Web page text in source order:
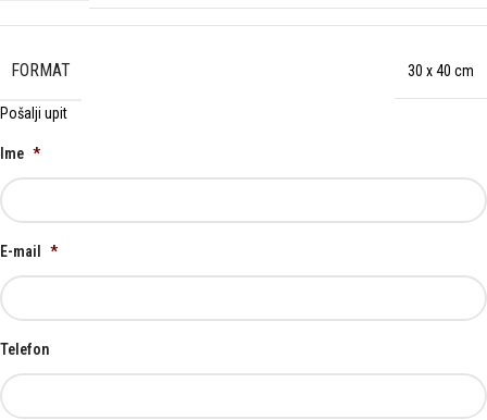
FORMAT 30 x 40 cm
Pošalji upit
Ime *
E-mail *
Telefon